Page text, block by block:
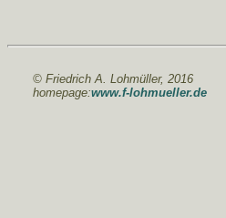
© Friedrich A. Lohmüller, 2016
homepage:www.f-lohmueller.de